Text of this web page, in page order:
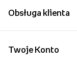
Obsługa klienta
Twoje Konto